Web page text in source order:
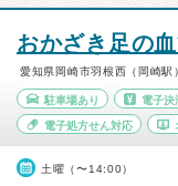
おかざき足の
愛知県岡崎市羽根西（岡崎駅
駐車場あり 電子決
電子処方せん対応
土曜（〜14:00）